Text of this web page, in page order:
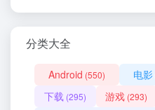
分类大全
Android (550) 电影
下载 (295) 游戏 (293)